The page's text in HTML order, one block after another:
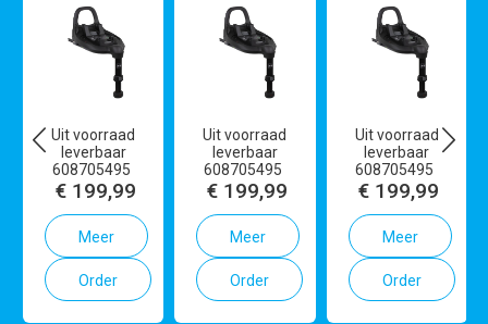
Uit voorraad
leverbaar
608705495
€ 199,99
Meer
info
Order
Uit voorraad
leverbaar
608705495
€ 199,99
Meer
info
Order
Uit voorraad
leverbaar
608705495
€ 199,99
Meer
info
Order